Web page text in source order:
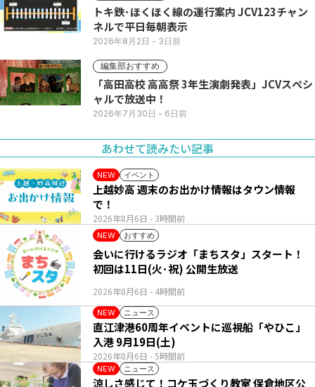
トキ鉄･ほくほく線の運行案内 JCV123チャン
ネルで平日毎朝表示
2026年8月2日 - 3日前
編集部おすすめ
「高田高校 高高祭 3年生演劇発表」JCVスペシ
ャルで放送中！
2026年7月30日 - 6日前
あわせて読みたい記事
NEW イベント
2026年8月6日 - 3時間前
上越妙高 週末のお出かけ情報はタウン情報
で！
NEW おすすめ
2026年8月6日 - 4時間前
会いに行けるラジオ「まちスタ」スタート！
初回は11日(火･祝) 公開生放送
NEW ニュース
2026年8月6日 - 5時間前
直江津港60周年イベントに巡視船「やひこ」
入港 9月19日(土)
NEW ニュース
涼しさ感じて！コケ玉づくり教室 保倉地区公